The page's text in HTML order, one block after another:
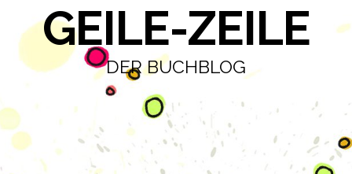
GEILE-ZEILE
DER BUCHBLOG